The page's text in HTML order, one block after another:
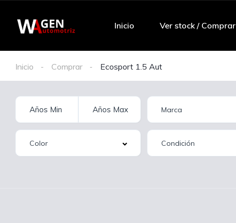
Inicio Ver stock / Comprar
Inicio Comprar Ecosport 1.5 Aut